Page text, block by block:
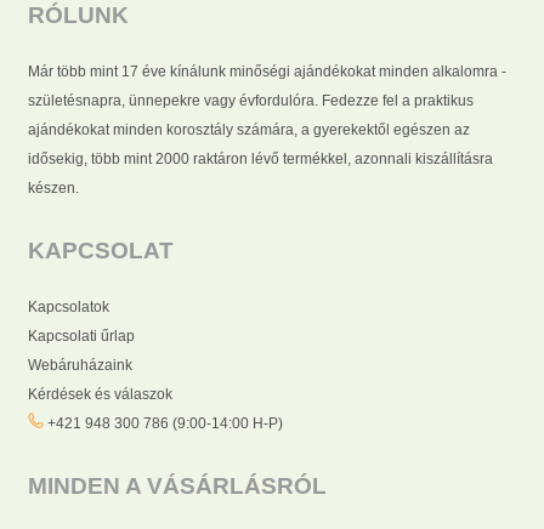
RÓLUNK
Már több mint 17 éve kínálunk minőségi ajándékokat minden alkalomra -
születésnapra, ünnepekre vagy évfordulóra. Fedezze fel a praktikus
ajándékokat minden korosztály számára, a gyerekektől egészen az
idősekig, több mint 2000 raktáron lévő termékkel, azonnali kiszállításra
készen.
KAPCSOLAT
Kapcsolatok
Kapcsolati űrlap
Webáruházaink
Kérdések és válaszok
+421 948 300 786 (9:00-14:00 H-P)
MINDEN A VÁSÁRLÁSRÓL